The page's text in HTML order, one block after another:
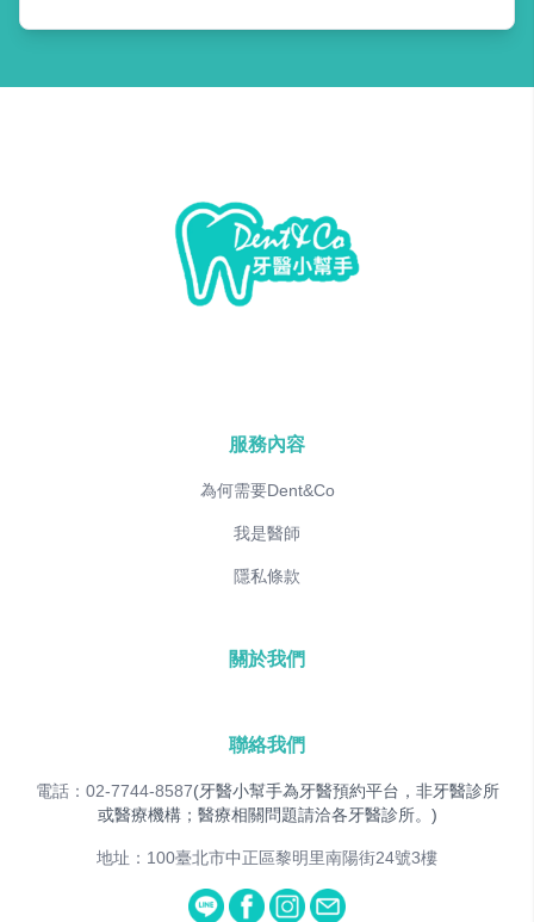
服務內容
為何需要Dent&Co
我是醫師
隱私條款
關於我們
聯絡我們
電話：02-7744-8587(牙醫小幫手為牙醫預約平台，非牙醫診所
或醫療機構；醫療相關問題請洽各牙醫診所。)
地址：100臺北市中正區黎明里南陽街24號3樓